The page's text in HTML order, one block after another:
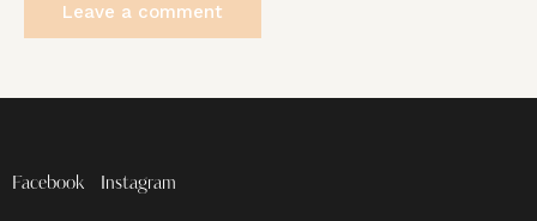
Facebook Instagram